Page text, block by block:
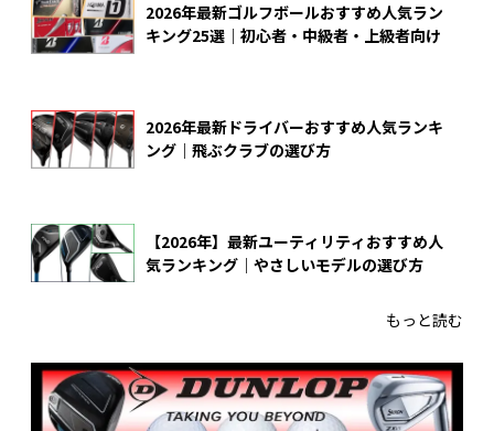
2026年最新ゴルフボールおすすめ人気ラン
キング25選｜初心者・中級者・上級者向け
2026年最新ドライバーおすすめ人気ランキ
ング｜飛ぶクラブの選び方
【2026年】最新ユーティリティおすすめ人
気ランキング｜やさしいモデルの選び方
もっと読む